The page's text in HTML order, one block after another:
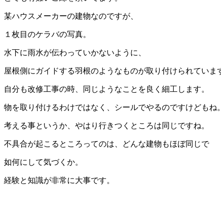
某ハウスメーカーの建物なのですが、
１枚目のケラバの写真。
水下に雨水が伝わっていかないように、
屋根側にガイドする羽根のようなものが取り付けられていま
自分も改修工事の時、同じようなことを良く細工します。
物を取り付けるわけではなく、シールでやるのですけどもね
考える事というか、やはり行きつくところは同じですね。
不具合が起こるところってのは、どんな建物もほぼ同じで
如何にして気づくか。
経験と知識が非常に大事です。